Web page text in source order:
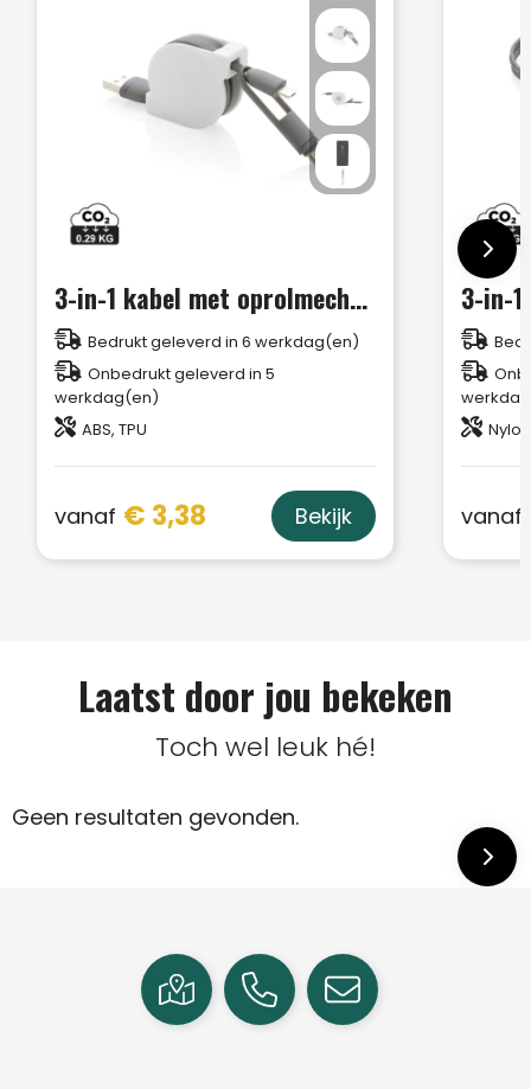
3-in-1 kabel met oprolmechanisme
Bedrukt geleverd in 6 werkdag(en)
Onbedrukt geleverd in 5
werkdag(en)
ABS, TPU
vanaf € 3,38 Bekijk
3-in-
vanaf
Laatst door jou bekeken
Toch wel leuk hé!
Geen resultaten gevonden.